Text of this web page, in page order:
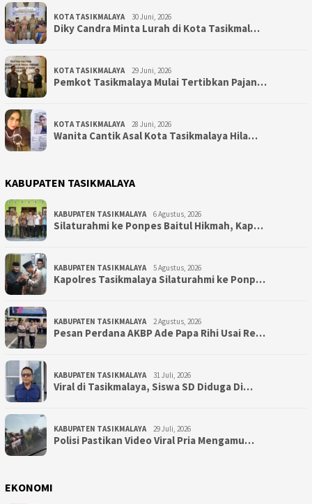
KOTA TASIKMALAYA 30 Juni, 2026
Diky Candra Minta Lurah di Kota Tasikmal…
KOTA TASIKMALAYA 29 Juni, 2026
Pemkot Tasikmalaya Mulai Tertibkan Pajan…
KOTA TASIKMALAYA 28 Juni, 2026
Wanita Cantik Asal Kota Tasikmalaya Hila…
KABUPATEN TASIKMALAYA
KABUPATEN TASIKMALAYA 6 Agustus, 2026
Silaturahmi ke Ponpes Baitul Hikmah, Kap…
KABUPATEN TASIKMALAYA 5 Agustus, 2026
Kapolres Tasikmalaya Silaturahmi ke Ponp…
KABUPATEN TASIKMALAYA 2 Agustus, 2026
Pesan Perdana AKBP Ade Papa Rihi Usai Re…
KABUPATEN TASIKMALAYA 31 Juli, 2026
Viral di Tasikmalaya, Siswa SD Diduga Di…
KABUPATEN TASIKMALAYA 29 Juli, 2026
Polisi Pastikan Video Viral Pria Mengamu…
EKONOMI